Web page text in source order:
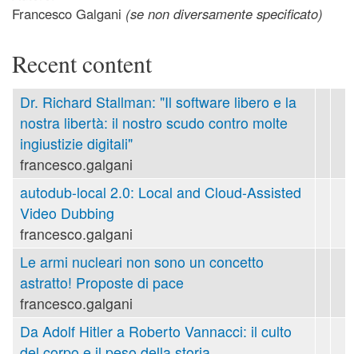
Francesco Galgani (se non diversamente specificato)
Recent content
Dr. Richard Stallman: "Il software libero e la
nostra libertà: il nostro scudo contro molte
ingiustizie digitali"
francesco.galgani
autodub-local 2.0: Local and Cloud-Assisted
Video Dubbing
francesco.galgani
Le armi nucleari non sono un concetto
astratto! Proposte di pace
francesco.galgani
Da Adolf Hitler a Roberto Vannacci: il culto